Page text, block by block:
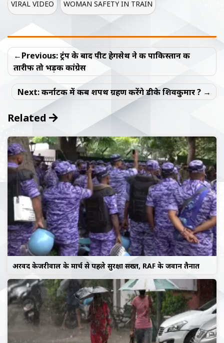
VIRAL VIDEO WOMAN SAFETY IN TRAIN
Post
navigation
Previous: ट्रंप के बाद पीट हेगसेथ ने की पाकिस्तान की
तारीफ तो भड़की कांग्रेस
Next: कर्नाटक में कब शपथ ग्रहण करेंगे डीके शिवकुमार ?
Related
अरविंद केजरीवाल के मार्च से पहले सुरक्षा सख्त, RAF के जवान तैनात